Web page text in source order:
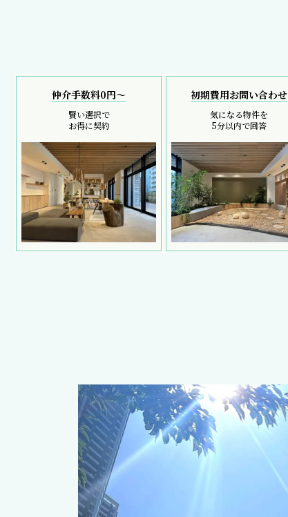
仲介手数料0円～
賢い選択で
お得に契約
初期費用お問い合わせ
気になる物件を
5分以内で回答